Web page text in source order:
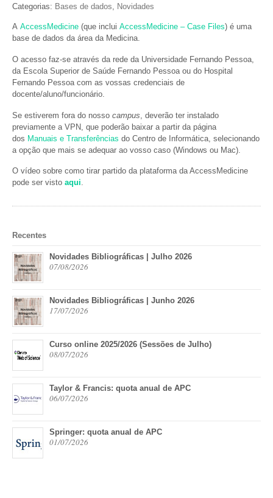
Categorias: Bases de dados, Novidades
A AccessMedicine (que inclui AccessMedicine – Case Files) é uma
base de dados da área da Medicina.
O acesso faz-se através da rede da Universidade Fernando Pessoa,
da Escola Superior de Saúde Fernando Pessoa ou do Hospital
Fernando Pessoa com as vossas credenciais de
docente/aluno/funcionário.
Se estiverem fora do nosso campus , deverão ter instalado
previamente a VPN, que poderão baixar a partir da página
dos Manuais e Transferências do Centro de Informática, selecionando
a opção que mais se adequar ao vosso caso (Windows ou Mac).
O vídeo sobre como tirar partido da plataforma da AccessMedicine
pode ser visto aqui.
Recentes
Novidades Bibliográficas | Julho 2026
07/08/2026
Novidades Bibliográficas | Junho 2026
17/07/2026
Curso online 2025/2026 (Sessões de Julho)
08/07/2026
Taylor & Francis: quota anual de APC
06/07/2026
Springer: quota anual de APC
01/07/2026